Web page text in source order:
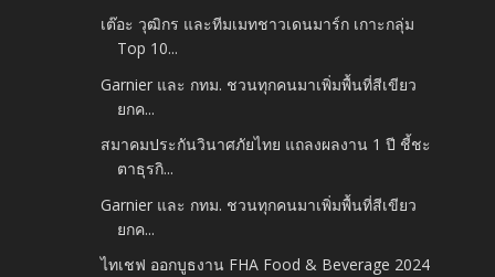
เต๊อะ วุฒิกร และทีมเมทชาวเดนมาร์ก เกาะกลุ่ม
Top 10...
Garnier และ กทม. ชวนทุกคนมาเพิ่มพื้นที่สีเขียว
ยกค...
สมาคมประกันวินาศภัยไทย แถลงผลงาน 1 ปี ชี้ชะ
ตาธุรกิ...
Garnier และ กทม. ชวนทุกคนมาเพิ่มพื้นที่สีเขียว
ยกค...
ไทเชฟ ออกบูธงาน FHA Food & Beverage 2024